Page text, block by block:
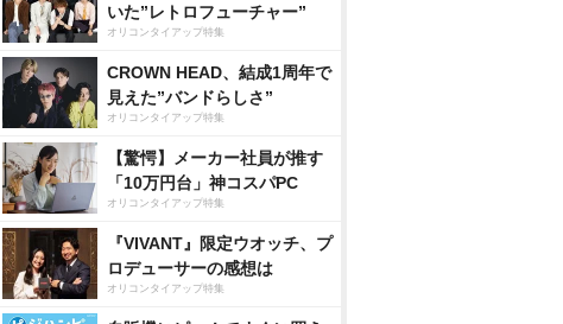
いた”レトロフューチャー”
オリコンタイアップ特集
CROWN HEAD、結成1周年で
見えた”バンドらしさ”
オリコンタイアップ特集
【驚愕】メーカー社員が推す
「10万円台」神コスパPC
オリコンタイアップ特集
『VIVANT』限定ウオッチ、プ
ロデューサーの感想は
オリコンタイアップ特集